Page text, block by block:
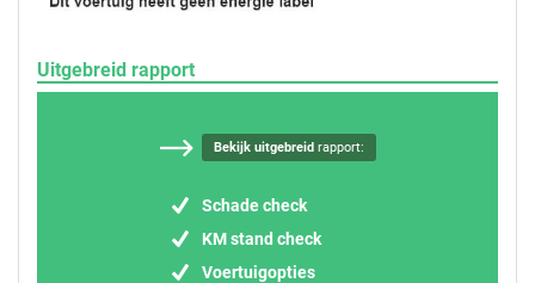
Uitgebreid rapport
Bekijk uitgebreidrapport:
Schade check
KM stand check
Voertuigopties